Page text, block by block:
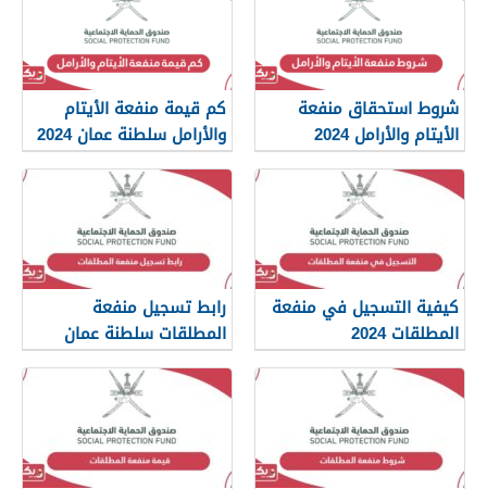
شروط استحقاق منفعة
الأيتام والأرامل 2024
كم قيمة منفعة الأيتام
والأرامل سلطنة عمان 2024
كيفية التسجيل في منفعة
المطلقات 2024
رابط تسجيل منفعة
المطلقات سلطنة عمان
spf.gov.om